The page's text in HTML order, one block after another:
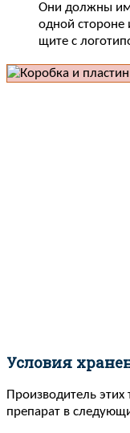
Они должны
одной стороне
щите с
Условия
Производитель этих
препарат в